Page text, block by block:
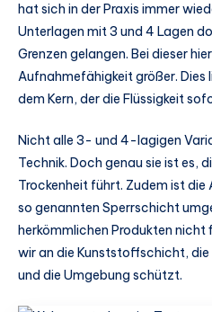
hat sich in der Praxis immer
Unterlagen mit 3 und 4 Lagen
Grenzen gelangen. Bei dieser
Aufnahmefähigkeit größer.
dem Kern, der die Flüssigkeit
Nicht alle 3- und 4-lagigen
Technik. Doch genau sie ist es,
Trockenheit führt. Zudem ist
so genannten Sperrschicht
herkömmlichen Produkten nicht
wir an die Kunststoffschicht,
und die Umgebung schützt.